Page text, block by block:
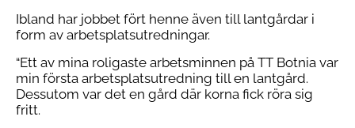
Ibland har jobbet fört henne även till lantgårdar i
form av arbetsplatsutredningar.
“Ett av mina roligaste arbetsminnen på TT Botnia var
min första arbetsplatsutredning till en lantgård.
Dessutom var det en gård där korna fick röra sig
fritt.